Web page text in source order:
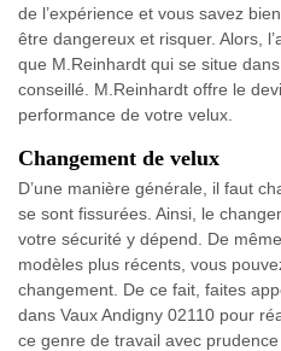
de l’expérience et vous savez
être dangereux et risquer. Alors,
que M.Reinhardt qui se situe
conseillé. M.Reinhardt offre le
performance de votre velux.
Changement de velux
D’une manière générale, il faut
se sont fissurées. Ainsi, le
votre sécurité y dépend. De
modèles plus récents, vous
changement. De ce fait, faites
dans Vaux Andigny 02110 pour
ce genre de travail avec